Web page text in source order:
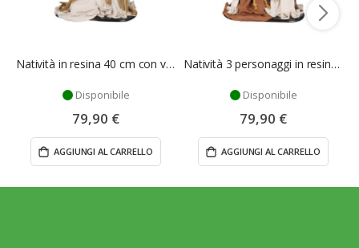
Natività in resina 40 cm con vestiti in tessuto
Disponibile
79,90 €
AGGIUNGI AL CARRELLO
Natività 3 personaggi in resina da 40 cm con vestiti in tessuto
Disponibile
79,90 €
AGGIUNGI AL CARRELLO